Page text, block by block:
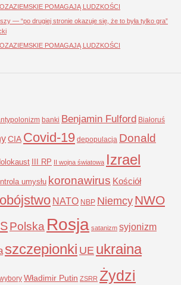
POMAGAJĄ LUDZKOŚCI
— “po drugiej stronie okazuje się, że to była tylko gra”
POMAGAJĄ LUDZKOŚCI
banki Benjamin Fulford Białoruś
CIA Covid-19 depopulacja Donald
III RP II wojna światowa Izrael
umysłu koronawirus Kościół
NATO NBP NiemcyNWO
Polska Rosja satanizm syjonizm
szczepionki UE ukraina
Władimir Putin ZSRR Żydzi